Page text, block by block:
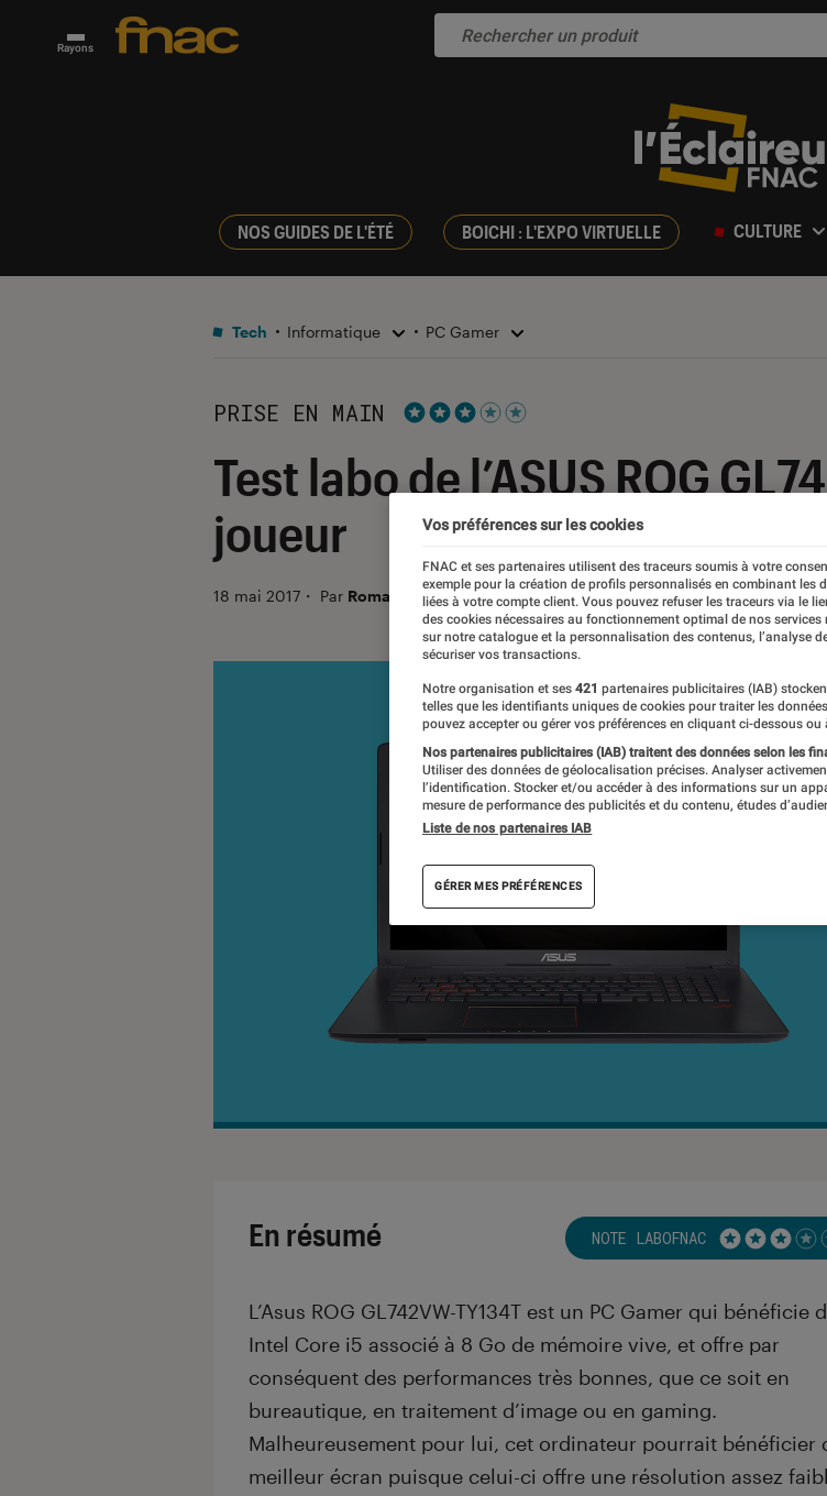
Rayons
NOS GUIDES DE L'ÉTÉ BOICHI : L'EXPO VIRTUELLE CULTURE
Tech Informatique PC Gamer
PRISE EN MAIN
Test labo de l’ASUS ROG
joueur
18 mai 2017 ・ Par Romain Challand, Lionel Costa
En résumé NOTE LABOFNAC Noté 3 étoiles
L’Asus ROG GL742VW-TY134T est un PC Gamer qui bénéficie
Intel Core i5 associé à 8 Go de mémoire vive, et offre par
conséquent des performances très bonnes, que ce soit en
bureautique, en traitement d’image ou en gaming.
Malheureusement pour lui, cet ordinateur pourrait bénéficier
meilleur écran puisque celui-ci offre une résolution assez
Vos préférences sur les cookies
FNAC et ses partenaires utilisent des traceurs soumis à votre
exemple pour la création de profils personnalisés en combinant les
liées à votre compte client. Vous pouvez refuser les traceurs via le
des cookies nécessaires au fonctionnement optimal de nos
sur notre catalogue et la personnalisation des contenus, l’analyse
sécuriser vos transactions.
Notre organisation et ses 421 partenaires publicitaires (IAB)
telles que les identifiants uniques de cookies pour traiter les
pouvez accepter ou gérer vos préférences en cliquant ci-dessous
Nos partenaires publicitaires (IAB) traitent des données selon les
Utiliser des données de géolocalisation précises. Analyser
l’identification. Stocker et/ou accéder à des informations sur un
mesure de performance des publicités et du contenu, études
Liste de nos partenaires IAB
GÉRER MES PRÉFÉRENCES